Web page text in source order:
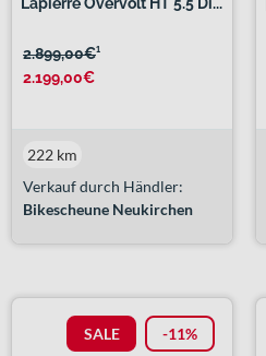
2.899,00€¹
2.199,00€
Verkauf durch Händler:
Bikescheune Neukirchen
222 km
SALE -11%